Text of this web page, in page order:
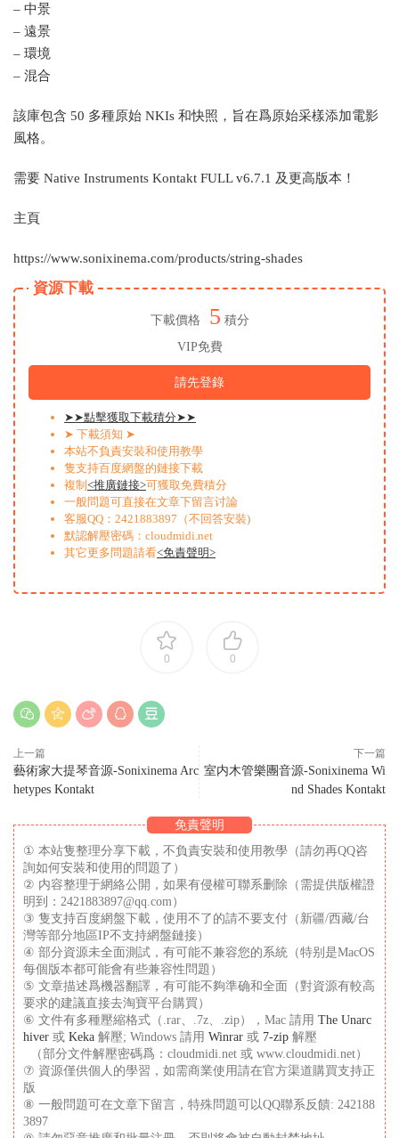
– 中景
– 遠景
– 環境
– 混合
該庫包含 50 多種原始 NKIs 和快照，旨在爲原始采樣添加電影
風格。
需要 Native Instruments Kontakt FULL v6.7.1 及更高版本！
主頁
https://www.sonixinema.com/products/string-shades
資源下載
下載價格 5 積分
VIP免費
請先登錄
➤➤點擊獲取下載積分➤➤
➤ 下載須知 ➤
本站不負責安裝和使用教學
隻支持百度網盤的鏈接下載
複制 <推廣鏈接>可獲取免費積分
一般問題可直接在文章下留言讨論
客服QQ：2421883897（不回答安裝)
默認解壓密碼：cloudmidi.net
其它更多問題請看<免責聲明>
0 0
上一篇
藝術家大提琴音源-Sonixinema Arc
hetypes Kontakt
下一篇
室内木管樂團音源-Sonixinema Wi
nd Shades Kontakt
免責聲明
① 本站隻整理分享下載，不負責安裝和使用教學（請勿再QQ咨
詢如何安裝和使用的問題了）
② 内容整理于網絡公開，如果有侵權可聯系删除（需提供版權證
明到：2421883897@qq.com）
③ 隻支持百度網盤下載，使用不了的請不要支付（新疆/西藏/台
灣等部分地區IP不支持網盤鏈接）
④ 部分資源未全面測試，有可能不兼容您的系統（特别是MacOS
每個版本都可能會有些兼容性問題）
⑤ 文章描述爲機器翻譯，有可能不夠準确和全面（對資源有較高
要求的建議直接去淘寶平台購買）
⑥ 文件有多種壓縮格式（.rar、.7z、.zip），Mac 請用 The Unarc
hiver 或 Keka 解壓; Windows 請用 Winrar 或 7-zip 解壓
（部分文件解壓密碼爲：cloudmidi.net 或 www.cloudmidi.net）
⑦ 資源僅供個人的學習，如需商業使用請在官方渠道購買支持正
版
⑧ 一般問題可在文章下留言，特殊問題可以QQ聯系反饋: 242188
3897